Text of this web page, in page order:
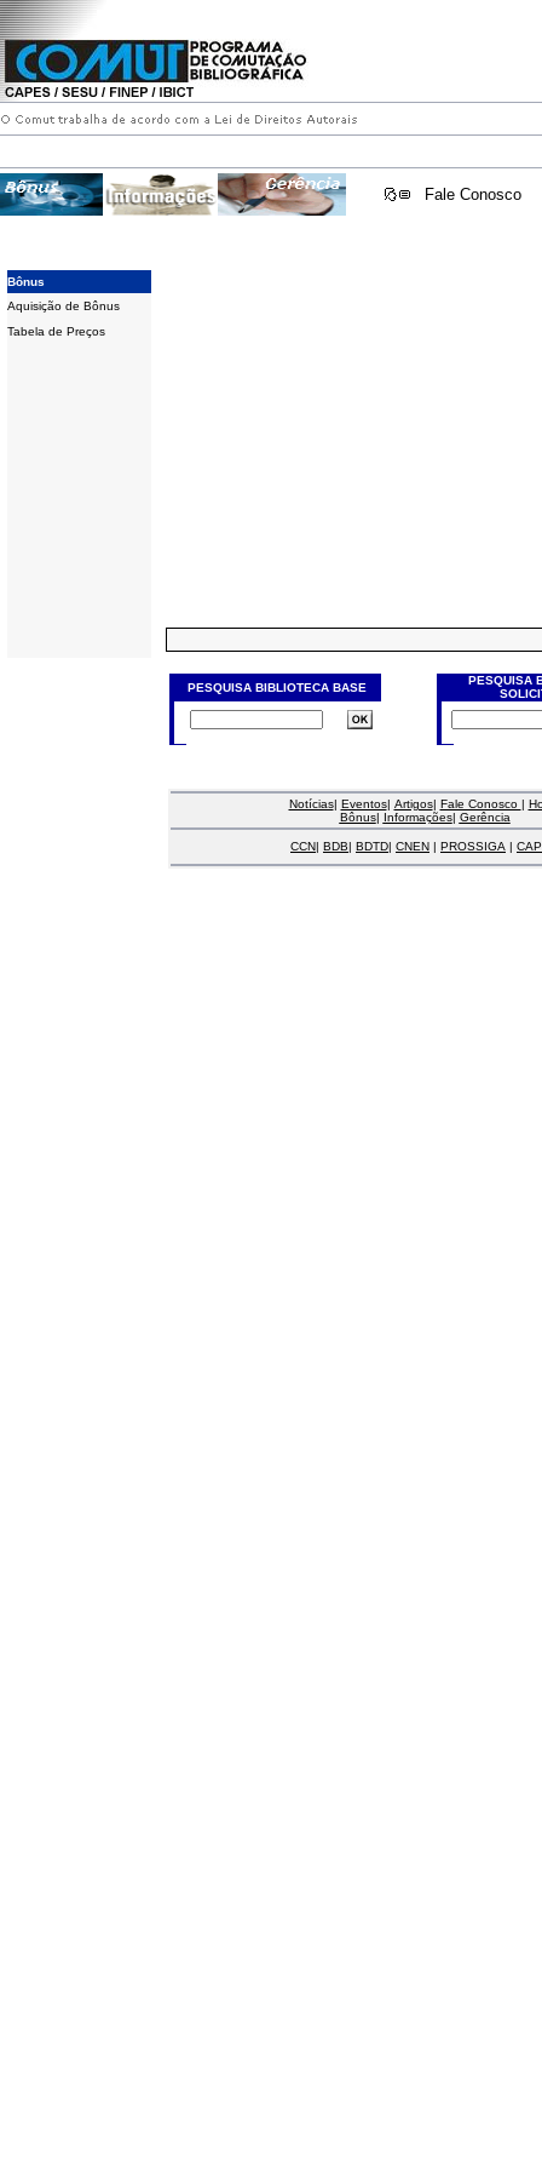
Fale Conosco
Bônus
Aquisição de Bônus
Tabela de Preços
PESQUISA BIBLIOTECA BASE
PESQUISA
Notícias| Eventos| Artigos| Fale Conosco |
Bônus| Informações| Gerência
CCN| BDB| BDTD| CNEN | PROSSIGA |